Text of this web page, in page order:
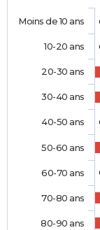
Moins de 10 ans
10-20 ans
20-30 ans
30-40 ans
40-50 ans
50-60 ans
60-70 ans
70-80 ans
80-90 ans